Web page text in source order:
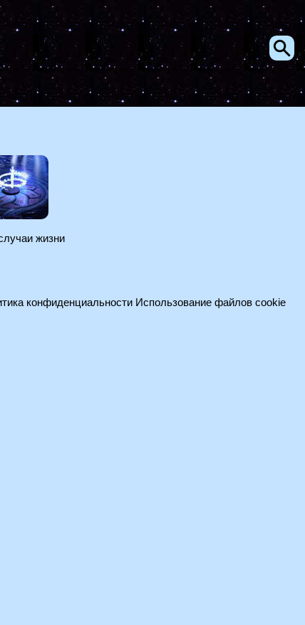
жизни
конфиденциальности Использование файлов cookie